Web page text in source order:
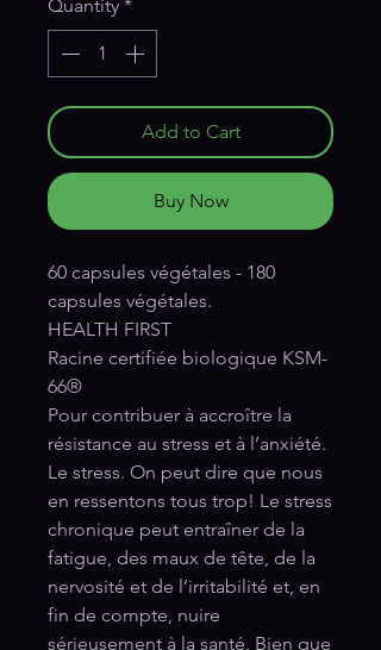
Quantity *
Add to Cart
Buy Now
60 capsules végétales - 180
capsules végétales.
HEALTH FIRST
Racine certifiée biologique KSM-
66®
Pour contribuer à accroître la
résistance au stress et à l’anxiété.
Le stress. On peut dire que nous
en ressentons tous trop! Le stress
chronique peut entraîner de la
fatigue, des maux de tête, de la
nervosité et de l’irritabilité et, en
fin de compte, nuire
sérieusement à la santé. Bien que